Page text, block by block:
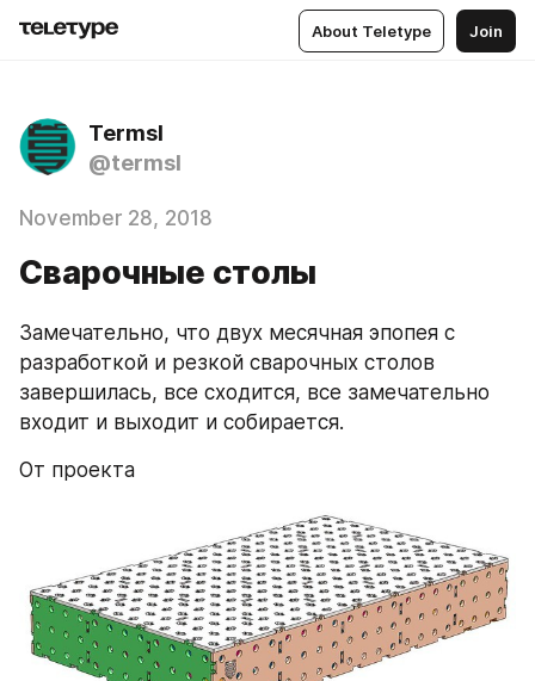
About Teletype Join
Termsl
@termsl
November 28, 2018
Сварочные столы
Замечательно, что двух месячная эпопея с
разработкой и резкой сварочных столов
завершилась, все сходится, все замечательно
входит и выходит и собирается.
От проекта